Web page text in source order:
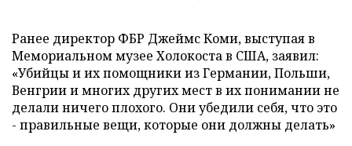
Ранее директор ФБР Джеймс Коми, выступая в
Мемориальном музее Холокоста в США, заявил:
«Убийцы и их помощники из Германии, Польши,
Венгрии и многих других мест в их понимании не
делали ничего плохого. Они убедили себя, что это
- правильные вещи, которые они должны делать»